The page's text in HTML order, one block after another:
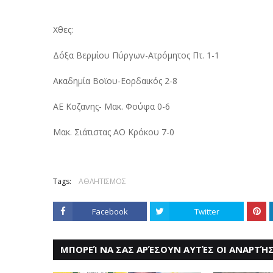
Χθες:
Δόξα Βερμίου Πύργων-Ατρόμητος Πτ. 1-1
Ακαδημία Βοϊου-Εορδαικός 2-8
ΑΕ Κοζανης- Μακ. Φούφα 0-6
Μακ. Σιάτιστας ΑΟ Κρόκου 7-0
Tags: ΑΘΛΗΤΙΣΜΟΣ
Facebook Twitter
ΜΠΟΡΕΊ ΝΑ ΣΑΣ ΑΡΈΣΟΥΝ ΑΥΤΈΣ ΟΙ